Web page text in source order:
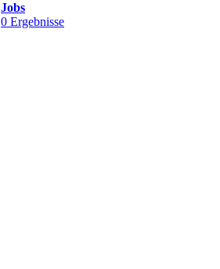
Jobs
0 Ergebnisse